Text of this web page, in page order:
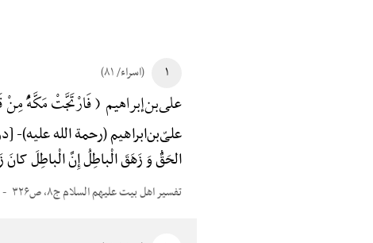
۱ (اسراء/ ۸۱)
علی‌بن‌إبراهیم ( فَارْتَجَّتْ مَکَّهًُْ
علیّ‌بن‌ابراهیم (رحمة الله علیه)-
الحَقُّ وَ زَهَقَ الْباطِلُ إِنَّ الْباطِلَ کانَ
تفسیر اهل بیت علیهم السلام ج۸، ص۳۲۶